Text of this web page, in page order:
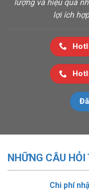
lượng và hiệu quả
lợi ích
NHỮNG CÂU
Chi phí